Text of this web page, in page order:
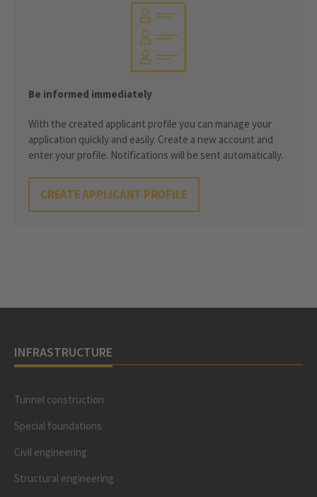
Be informed immediately
With the created applicant profile you can manage your
application quickly and easily. Create a new account and
enter your profile. Notifications will be sent automatically.
CREATE APPLICANT PROFILE
INFRASTRUCTURE
Tunnel construction
Special foundations
Civil engineering
Structural engineering